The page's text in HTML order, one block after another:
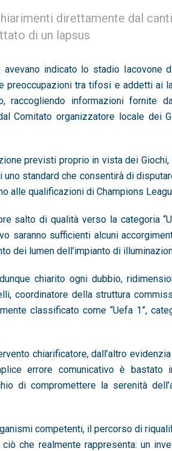
direttamente dal
di un lapsus
indicato lo stadio Iacovone
preoccupazioni tra tifosi e addetti ai
raccogliendo informazioni fornite
Comitato organizzatore locale dei
previsti proprio in vista dei
uno standard che consentirà di
alle qualificazioni di Champions
salto di qualità verso la categoria
saranno sufficienti alcuni
dei lumen dell’impianto di
chiarito ogni dubbio,
coordinatore della struttura
classificato come “Uefa 1”,
chiarificatore, dall’altro
errore comunicativo è bastato
di compromettere la serenità
competenti, il percorso di
che realmente rappresenta: un